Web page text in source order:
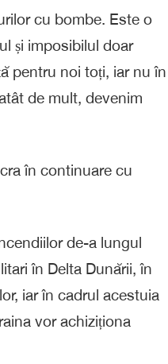
cu bombe. Este o
și imposibilul doar
pentru noi toți, iar nu în
de mult, devenim
în continuare cu
de-a lungul
în Delta Dunării, în
iar în cadrul acestuia
vor achiziționa